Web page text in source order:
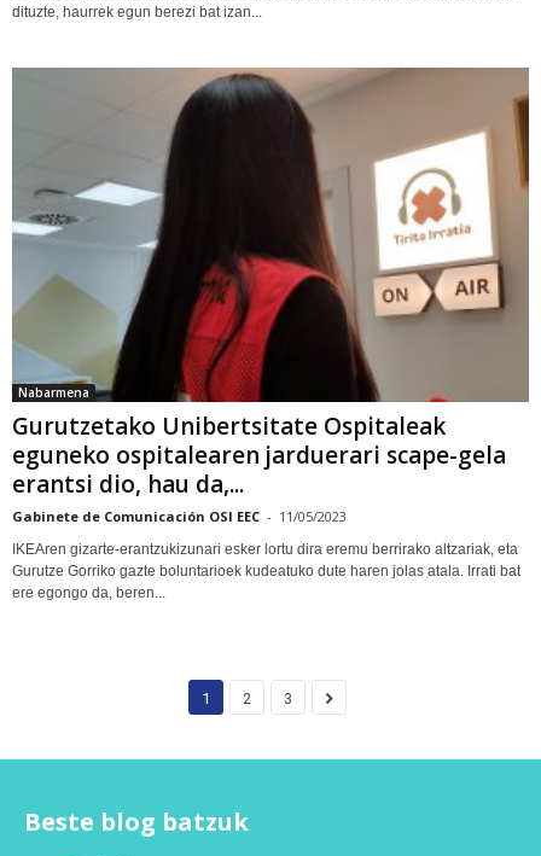
dituzte, haurrek egun berezi bat izan...
Nabarmena
Gurutzetako Unibertsitate Ospitaleak
eguneko ospitalearen jarduerari scape-gela
erantsi dio, hau da,...
Gabinete de Comunicación OSI EEC - 11/05/2023
IKEAren gizarte-erantzukizunari esker lortu dira eremu berrirako altzariak, eta
Gurutze Gorriko gazte boluntarioek kudeatuko dute haren jolas atala. Irrati bat
ere egongo da, beren...
1 2 3
Beste blog batzuk